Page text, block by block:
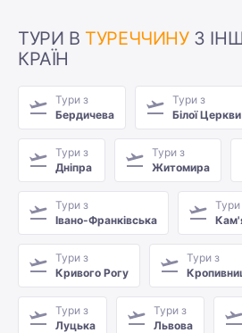
ТУРИ В ТУРЕЧЧИНУЗ
КРАЇН
Тури з
Бердичева
Тури з
Білої Церкви
Тури з
Дніпра
Тури з
Житомира
Тури з
Івано-Франківська
Тури
Тури з
Кривого Рогу
Тури з
Тури з
Луцька
Тури з
Львова